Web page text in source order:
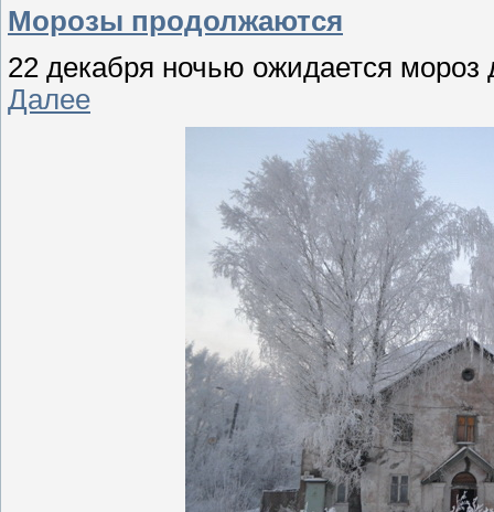
Морозы продолжаются
22 декабря ночью ожидается
Далее